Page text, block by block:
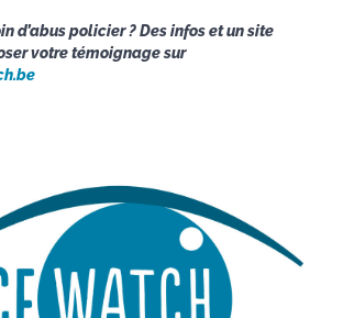
d’abus policier ? Des infos et un site
votre témoignage sur